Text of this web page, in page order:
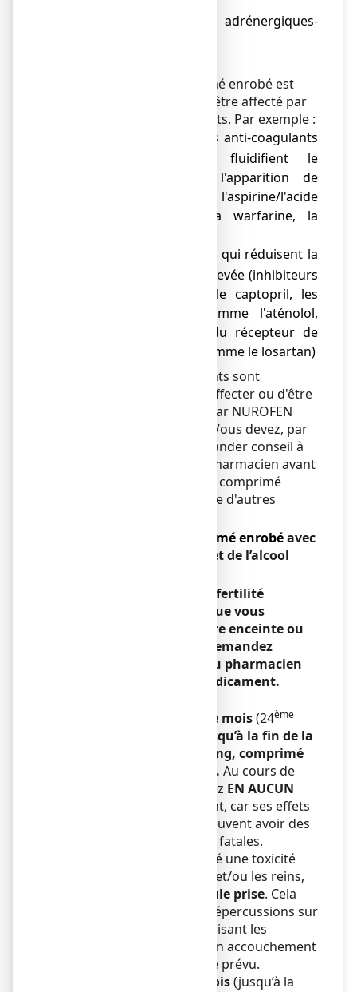
● Médicaments mixtes adrénergiques-
NUROFEN 200 mg comprimé enrobé est
susceptible d'affecter ou d'être affecté par
certains autres médicaments. Par exemple :
Les médicaments anti-coagulants
(c'est-à-dire, qui fluidifient le
sang/préviennent l'apparition de
caillots comme l'aspirine/l'acide
acétylsalicylique, la warfarine, la
Les médicaments qui réduisent la
tension artérielle élevée (inhibiteurs
de l'ECA comme le captopril, les
bêta-bloquants comme l'aténolol,
les antagonistes du récepteur de
l'angiotensine-II comme le losartan)
Certains autres médicaments sont
également susceptibles d'affecter ou d'être
affectés par le traitement par NUROFEN
200mg comprimé enrobé. Vous devez, par
conséquent, toujours demander conseil à
votre médecin ou à votre pharmacien avant
d'utiliser NUROFEN 200 mg comprimé
enrobé en même temps que d'autres
NUROFEN 200 mg, comprimé enrobéavec
des aliments et boissons et de l’alcool
Grossesse, allaitement et fertilité
Si vous êtes enceinte ou que vous
allaitez, si vous pensez être enceinte ou
planifiez une grossesse, demandez
conseil à votre médecin ou pharmacien
avant de prendre tout médicament.
A partir du début du 6ème mois(24ème
jusqu’à la fin de la
NUROFEN 200 mg, comprimé
contre-indiqué. Au cours de
cette période, vous ne devez EN AUCUN
prendre ce médicament, car ses effets
sur votre enfant à naître peuvent avoir des
conséquences graves voire fatales.
Notamment, il a été observé une toxicité
pour le cœur, les poumons et/ou les reins,
même avec une seule prise. Cela
peut également avoir des répercussions sur
vous et votre bébé en favorisant les
saignements et entraîner un accouchement
plus tardif ou plus long que prévu.
mois(jusqu’à la